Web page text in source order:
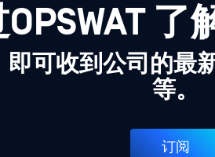
了
即可收到公司的最
等。
订阅